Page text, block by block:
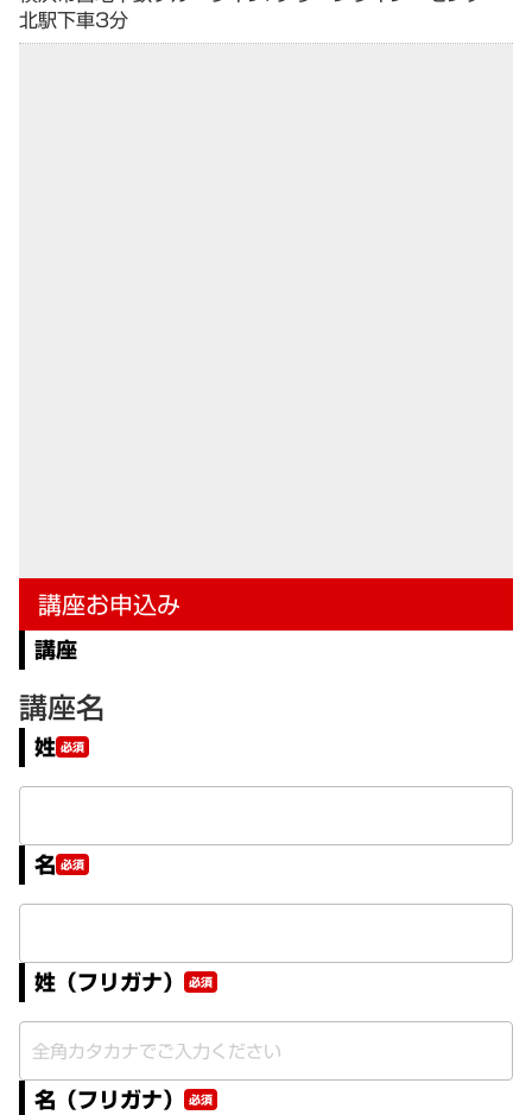
北駅下車3分
講座お申込み
講座
講座名
姓 必須
名 必須
姓（フリガナ） 必須
名（フリガナ） 必須